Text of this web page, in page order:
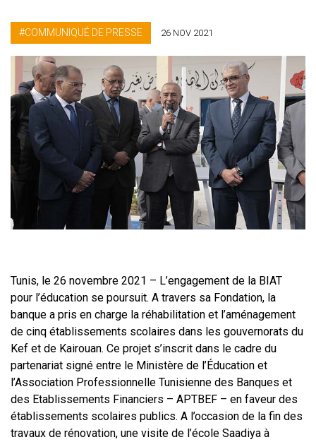
COMMUNIQUÉ DE PRESSE 26 NOV 2021
Tunis, le 26 novembre 2021 – L’engagement de la BIAT
pour l’éducation se poursuit. A travers sa Fondation, la
banque a pris en charge la réhabilitation et l’aménagement
de cinq établissements scolaires dans les gouvernorats du
Kef et de Kairouan. Ce projet s’inscrit dans le cadre du
partenariat signé entre le Ministère de l’Éducation et
l’Association Professionnelle Tunisienne des Banques et
des Etablissements Financiers – APTBEF – en faveur des
établissements scolaires publics. A l’occasion de la fin des
travaux de rénovation, une visite de l’école Saadiya à